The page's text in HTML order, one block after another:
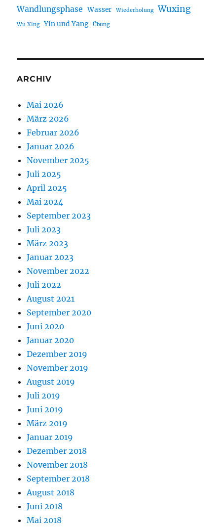
Wandlungsphase Wasser Wiederholung Wuxing
Wu Xing Yin und Yang Übung
ARCHIV
Mai 2026
März 2026
Februar 2026
Januar 2026
November 2025
Juli 2025
April 2025
Mai 2024
September 2023
Juli 2023
März 2023
Januar 2023
November 2022
Juli 2022
August 2021
September 2020
Juni 2020
Januar 2020
Dezember 2019
November 2019
August 2019
Juli 2019
Juni 2019
März 2019
Januar 2019
Dezember 2018
November 2018
September 2018
August 2018
Juni 2018
Mai 2018